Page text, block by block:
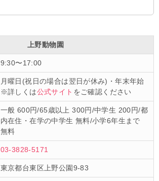
上野動物園
9:30〜17:00
月曜日(祝日の場合は翌日が休み)・年末年始
※詳しくは公式サイト をご確認ください
一般 600円/65歳以上 300円/中学生 200円/都
内在住・在学の中学生 無料/小学6年生まで
無料
03-3828-5171
東京都台東区上野公園9-83